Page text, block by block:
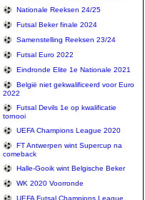
Nationale Reeksen 24/25
Futsal Beker finale 2024
Samenstelling Reeksen 23/24
Futsal Euro 2022
Eindronde Elite 1e Nationale 2021
België niet gekwalificeerd voor Euro
2022
Futsal Devils 1e op kwalificatie
tornooi
UEFA Champions League 2020
FT Antwerpen wint Supercup na
comeback
Halle-Gooik wint Belgische Beker
WK 2020 Voorronde
UEFA Futsal Champions League